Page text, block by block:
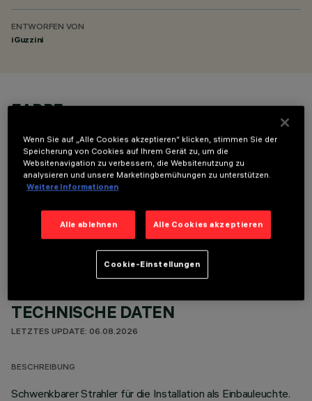
ENTWORFEN VON
iGuzzini
FARBE
OPTIONALE KOMPONENTEN
TECHNISCHE DATEN
LETZTES UPDATE: 06.08.2026
BESCHREIBUNG
Schwenkbarer Strahler für die Installation als Einbauleuchte.
Wenn Sie auf „Alle Cookies akzeptieren“ klicken, stimmen Sie der
Speicherung von Cookies auf Ihrem Gerät zu, um die
Websitenavigation zu verbessern, die Websitenutzung zu
analysieren und unsere Marketingbemühungen zu unterstützen.
Weitere Informationen
Alle ablehnen Alle Cookies akzeptieren
Cookie-Einstellungen